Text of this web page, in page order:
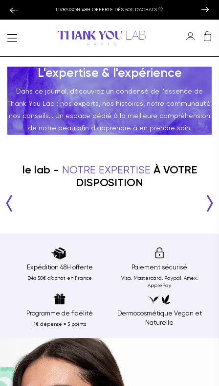
LIVRAISON 48H OFFERTE DÈS 50€ D’ACHATS 🤍
L'expertise & l'expérience
Dans ce journal, découvrez un condensé de l'essence de
Thank You Lab : nos experts, nos histoires, notre communauté,
nos conseils... Un espace dédié à la meilleure compréhension
de notre peau afin d'apprendre à en prendre soin.
le lab - NOTRE EXPERTISE À VOTRE
DISPOSITION
Expédition 48H offerte
Dès 50€ d’achat en France
Paiement sécurisé
Visa, Mastercard, Paypal, Amex,
ApplePay
Programme de fidélité
1€ dépense = 5 points
Dermocosmétique Vegan et
Naturelle